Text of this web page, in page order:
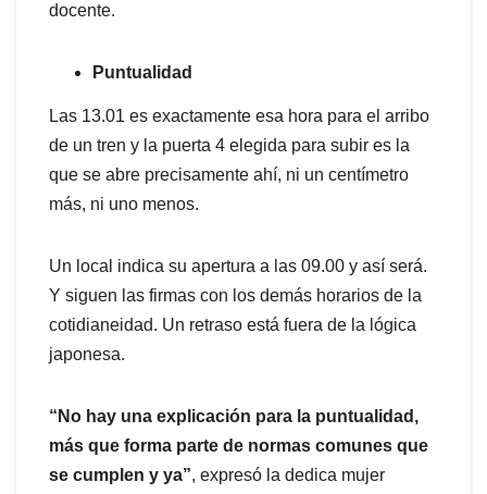
docente.
Puntualidad
Las 13.01 es exactamente esa hora para el arribo
de un tren y la puerta 4 elegida para subir es la
que se abre precisamente ahí, ni un centímetro
más, ni uno menos.
Un local indica su apertura a las 09.00 y así será.
Y siguen las firmas con los demás horarios de la
cotidianeidad. Un retraso está fuera de la lógica
japonesa.
“No hay una explicación para la puntualidad,
más que forma parte de normas comunes que
se cumplen y ya”, expresó la dedica mujer